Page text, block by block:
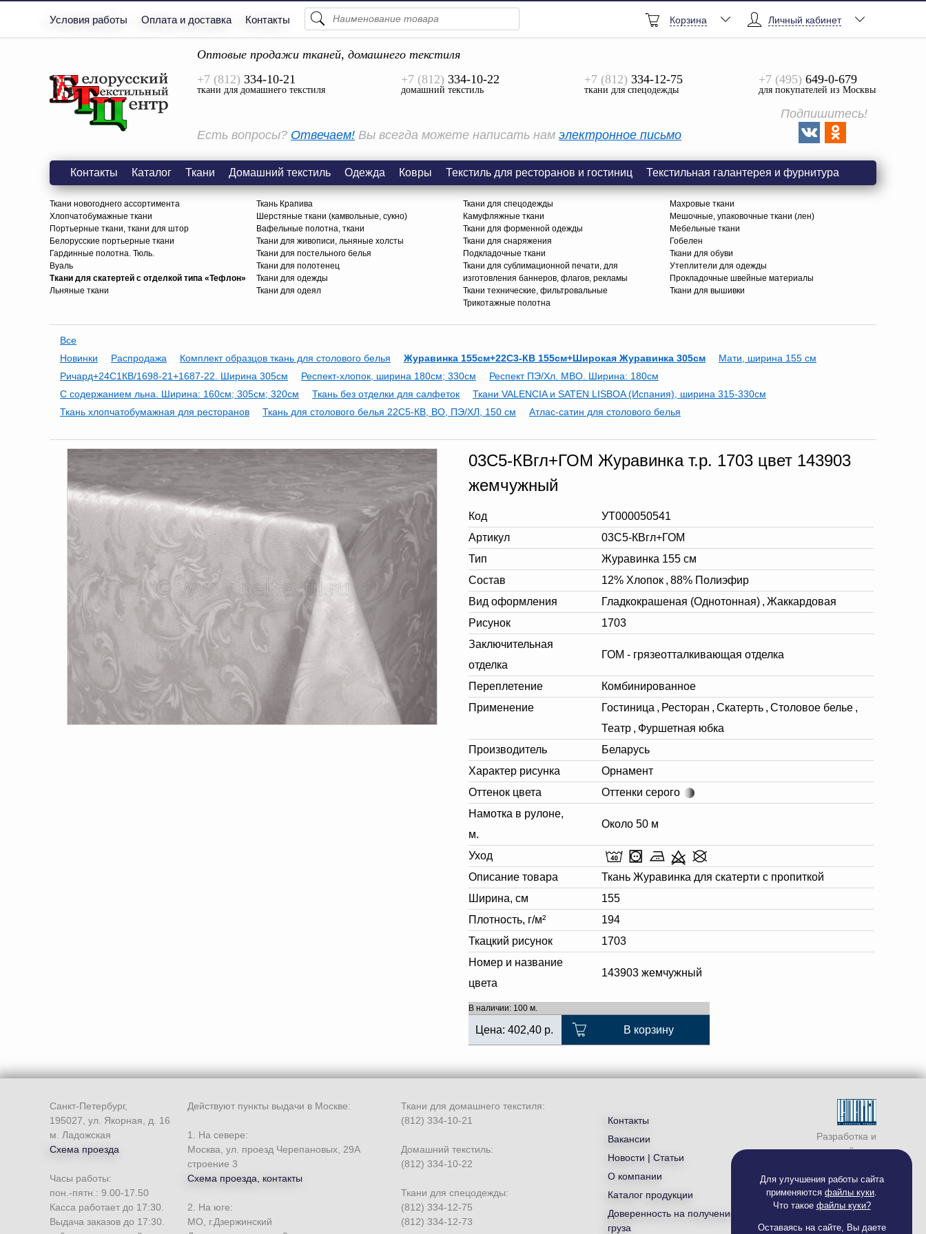
Для улучшения работы сайта
применяются файлы куки.
Что такое файлы куки?
Оставаясь на сайте, Вы даете
Условия работы Оплата и доставка Контакты
Просмотреть Все
Личный кабинет
Корзина
Оптовые продажи тканей, домашнего текстиля
+7 (812) 334-10-21
ткани для домашнего текстиля
+7 (812) 334-10-22
домашний текстиль
+7 (812) 334-12-75
ткани для спецодежды
+7 (495) 649-0-679
для покупателей из Москвы
Есть вопросы? Отвечаем! Вы всегда можете написать нам электронное письмо
Подпишитесь!
Контакты Каталог Ткани Домашний текстиль Одежда Ковры Текстиль для ресторанов и гостиниц Текстильная галантерея и фурнитура
Ткани новогоднего ассортимента
Хлопчатобумажные ткани
Портьерные ткани, ткани для штор
Белорусские портьерные ткани
Гардинные полотна. Тюль.
Вуаль
Ткани для скатертей с отделкой типа «Тефлон»
Льняные ткани
Ткань Крапива
Шерстяные ткани (камвольные, сукно)
Вафельные полотна, ткани
Ткани для живописи, льняные холсты
Ткани для постельного белья
Ткани для полотенец
Ткани для одежды
Ткани для одеял
Ткани для спецодежды
Камуфляжные ткани
Ткани для форменной одежды
Ткани для снаряжения
Подкладочные ткани
Ткани для сублимационной печати, для
изготовления баннеров, флагов, рекламы
Ткани технические, фильтровальные
Трикотажные полотна
Махровые ткани
Мешочные, упаковочные ткани (лен)
Мебельные ткани
Гобелен
Ткани для обуви
Утеплители для одежды
Прокладочные швейные материалы
Ткани для вышивки
Все
Новинки
Распродажа Комплект образцов ткань для столового белья Журавинка 155см+22С3-КВ 155см+Широкая Журавинка 305см
Мати, ширина 155 см
Ричард+24С1КВ/1698-21+1687-22. Ширина 305см
Респект-хлопок, ширина 180см; 330см
Респект ПЭ/Хл. МВО. Ширина: 180см
С содержанием льна. Ширина: 160см; 305см; 320см
Ткань без отделки для салфеток
Ткани VALENCIA и SATEN LISBOA (Испания), ширина 315-330см
Ткань хлопчатобумажная для ресторанов
Ткань для столового белья 22С5-КВ, ВО, ПЭ/ХЛ, 150 см Атлас-сатин для столового белья
03С5-КВгл+ГОМ Журавинка т.р. 1703 цвет 143903
жемчужный
Код
УТ000050541
Артикул
03С5-КВгл+ГОМ
Тип
Журавинка 155 см
Состав
12% Хлопок , 88% Полиэфир
Вид оформления
Гладкокрашеная (Однотонная) , Жаккардовая
Рисунок
1703
Заключительная
отделка
ГОМ - грязеотталкивающая отделка
Переплетение
Комбинированное
Применение
Гостиница , Ресторан , Скатерть , Столовое белье ,
Театр , Фуршетная юбка
Производитель
Беларусь
Характер рисунка
Орнамент
Оттенок цвета
Оттенки серого
Намотка в рулоне,
м.
Около 50 м
Уход
Описание товара
Ткань Журавинка для скатерти с пропиткой
Ширина, см
155
Плотность, г/м²
194
Ткацкий рисунок
1703
Номер и название
цвета
143903 жемчужный
В наличии: 100 м.
Цена: 402,40 р. В корзину
Разработка и
продвижение сайта —
Санкт-Петербург,
195027, ул. Якорная, д. 16
м. Ладожская
Схема проезда
Часы работы:
пон.-пятн.: 9.00-17.50
Касса работает до 17:30.
Выдача заказов до 17:30.
Действуют пункты выдачи в Москве:
1. На севере:
Москва, ул. проезд Черепановых, 29А
строение 3
Схема проезда, контакты
2. На юге:
МО, г.Дзержинский
Ткани для домашнего текстиля:
(812) 334-10-21
Домашний текстиль:
(812) 334-10-22
Ткани для спецодежды:
(812) 334-12-75
(812) 334-12-73
Контакты
Вакансии
Новости | Статьи
О компании
Каталог продукции
Доверенность на получение
груза